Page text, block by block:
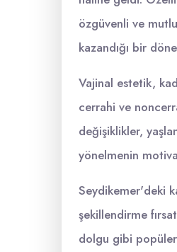
özgüvenli ve
kazandığı bir
Vajinal estetik,
cerrahi ve
değişiklikler,
yönelmenin
Seydikemer'deki
şekillendirme
dolgu gibi popüler